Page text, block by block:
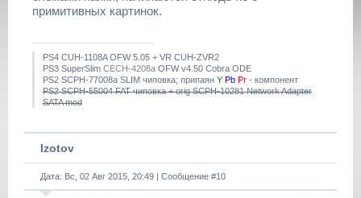
примитивных картинок.
PS4 CUH-1108A OFW 5.05 + VR CUH-ZVR2
PS3 SuperSlim CECH-4208a OFW v4.50 Cobra ODE
PS2 SCPH-77008a SLIM чиповка; припаян Y Pb Pr - компонент
PS2 SCPH-55004 FAT чиповка + orig SCPH-10281 Network Adapter
SATA mod
Izotov
Дата: Вс, 02 Авг 2015, 20:49 | Сообщение #10